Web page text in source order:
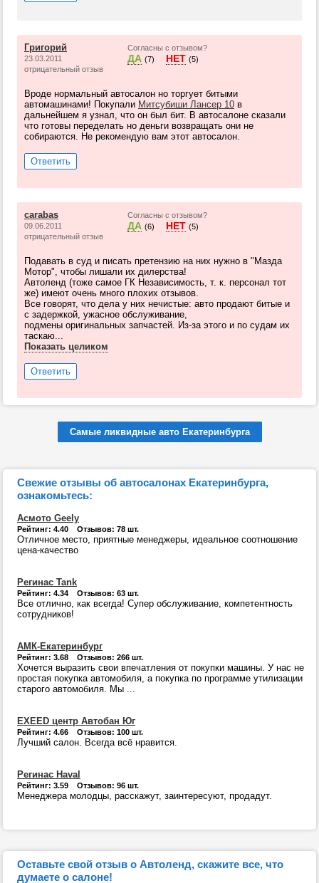
Григорий
23.03.2011
отрицательный отзыв
Согласны с отзывом?
ДА (7) НЕТ (5)
Вроде нормальный автосалон но торгует битыми
автомашинами! Покупали Митсубиши Лансер 10 в
дальнейшем я узнал, что он был бит. В автосалоне сказали
что готовы переделать но деньги возвращать они не
собираются. Не рекомендую вам этот автосалон.
Ответить
carabas
09.06.2011
отрицательный отзыв
Согласны с отзывом?
ДА (6) НЕТ (5)
Подавать в суд и писать претензию на них нужно в "Мазда
Мотор", чтобы лишали их дилерства!
Автоленд (тоже самое ГК Независимость, т. к. персонал тот
же) имеют очень много плохих отзывов.
Все говорят, что дела у них нечистые: авто продают битые и
с задержкой, ужасное обслуживание,
подмены оригинальных запчастей. Из-за этого и по судам их
таскаю...
Показать целиком
Ответить
Самые ликвидные авто Екатеринбурга
Свежие отзывы об автосалонах Екатеринбурга,
ознакомьтесь:
Асмото Geely
Рейтинг: 4.40 Отзывов: 78 шт.
Отличное место, приятные менеджеры, идеальное соотношение
цена-качество
Регинас Tank
Рейтинг: 4.34 Отзывов: 63 шт.
Все отлично, как всегда! Супер обслуживание, компетентность
сотрудников!
АМК-Екатеринбург
Рейтинг: 3.68 Отзывов: 266 шт.
Хочется выразить свои впечатления от покупки машины. У нас не
простая покупка автомобиля, а покупка по программе утилизации
старого автомобиля. Мы ...
EXEED центр Автобан Юг
Рейтинг: 4.66 Отзывов: 100 шт.
Лучший салон. Всегда всё нравится.
Регинас Haval
Рейтинг: 3.59 Отзывов: 96 шт.
Менеджера молодцы, расскажут, заинтересуют, продадут.
Оставьте свой отзыв о Автоленд, скажите все, что
думаете о салоне!